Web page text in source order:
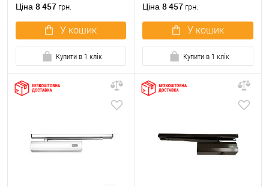
Ціна 8 457 грн.
У кошик
Купити в 1 клік
Ціна 8 457 грн.
У кошик
Купити в 1 клік